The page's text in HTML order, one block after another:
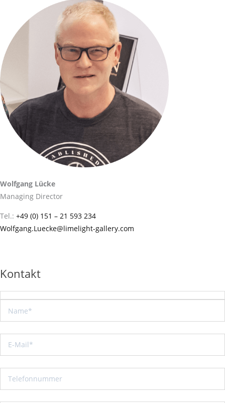
Wolfgang Lücke
Managing Director
Tel.: +49 (0) 151 – 21 593 234
Wolfgang.Luecke@limelight-gallery.com
Kontakt